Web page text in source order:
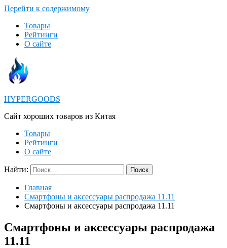
Перейти к содержимому
Товары
Рейтинги
О сайте
HYPERGOODS
Cайт хороших товаров из Китая
Товары
Рейтинги
О сайте
Найти:
Главная
Смартфоны и аксессуары распродажа 11.11
Смартфоны и аксессуары распродажа 11.11
Смартфоны и аксессуары распродажа
11.11